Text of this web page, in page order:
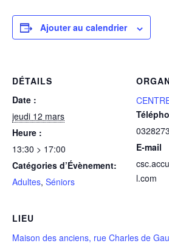
Ajouter au calendrier
DÉTAILS
Date :
jeudi 12 mars
Heure :
13:30 > 17:00
Catégories d’Évènement:
Adultes, Séniors
E-mail
l.com
LIEU
Maison des anciens, rue Charles de